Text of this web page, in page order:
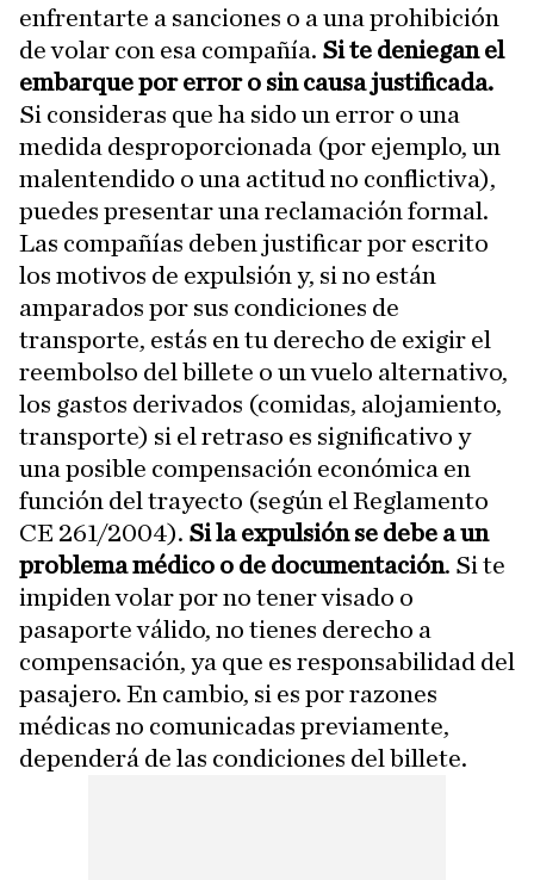
enfrentarte a sanciones o a una prohibición
de volar con esa compañía. Si te deniegan el
embarque por error o sin causa justificada.
Si consideras que ha sido un error o una
medida desproporcionada (por ejemplo, un
malentendido o una actitud no conflictiva),
puedes presentar una reclamación formal.
Las compañías deben justificar por escrito
los motivos de expulsión y, si no están
amparados por sus condiciones de
transporte, estás en tu derecho de exigir el
reembolso del billete o un vuelo alternativo,
los gastos derivados (comidas, alojamiento,
transporte) si el retraso es significativo y
una posible compensación económica en
función del trayecto (según el Reglamento
CE 261/2004). Si la expulsión se debe a un
problema médico o de documentación. Si te
impiden volar por no tener visado o
pasaporte válido, no tienes derecho a
compensación, ya que es responsabilidad del
pasajero. En cambio, si es por razones
médicas no comunicadas previamente,
dependerá de las condiciones del billete.